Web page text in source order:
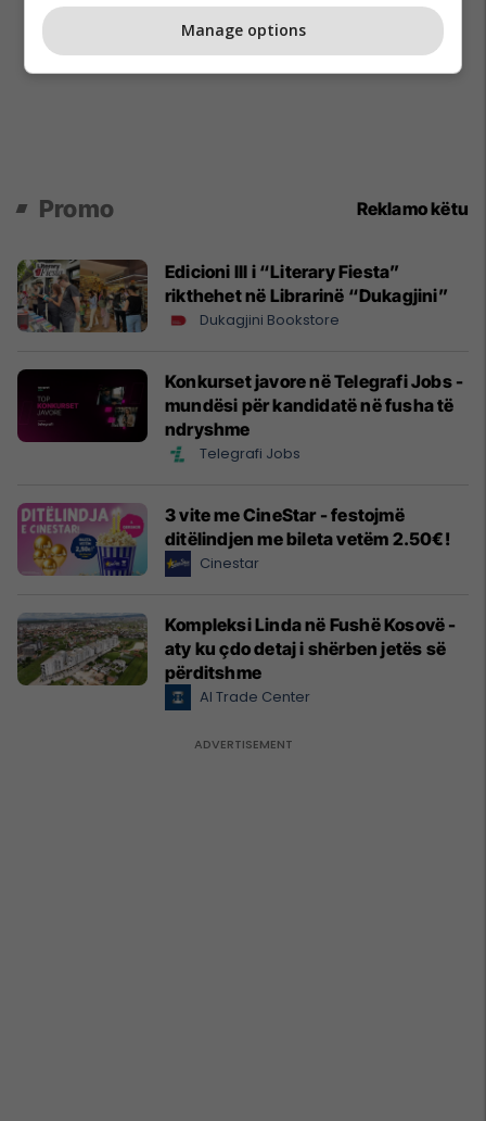
Promo Reklamo këtu
Edicioni III i “Literary Fiesta”
rikthehet në Librarinë “Dukagjini”
Dukagjini Bookstore
Konkurset javore në Telegrafi Jobs -
mundësi për kandidatë në fusha të
ndryshme
Telegrafi Jobs
3 vite me CineStar - festojmë
ditëlindjen me bileta vetëm 2.50€!
Cinestar
Kompleksi Linda në Fushë Kosovë -
aty ku çdo detaj i shërben jetës së
përditshme
Al Trade Center
Manage options